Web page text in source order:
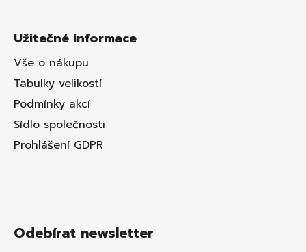
Užitečné informace
Vše o nákupu
Tabulky velikostí
Podmínky akcí
Sídlo společnosti
Prohlášení GDPR
Odebírat newsletter